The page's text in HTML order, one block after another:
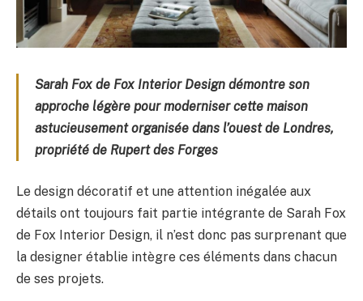
Sarah Fox de Fox Interior Design démontre son
approche légère pour moderniser cette maison
astucieusement organisée dans l’ouest de Londres,
propriété de Rupert des Forges
Le design décoratif et une attention inégalée aux
détails ont toujours fait partie intégrante de Sarah Fox
de Fox Interior Design, il n’est donc pas surprenant que
la designer établie intègre ces éléments dans chacun
de ses projets.